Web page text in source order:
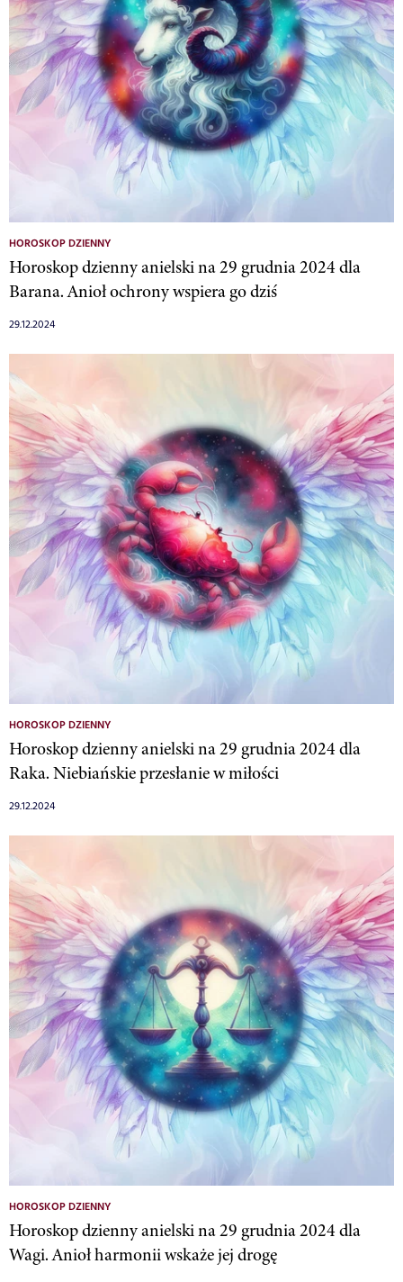
HOROSKOP DZIENNY
Horoskop dzienny anielski na 29 grudnia 2024 dla
Barana. Anioł ochrony wspiera go dziś
29.12.2024
HOROSKOP DZIENNY
Horoskop dzienny anielski na 29 grudnia 2024 dla
Raka. Niebiańskie przesłanie w miłości
29.12.2024
HOROSKOP DZIENNY
Horoskop dzienny anielski na 29 grudnia 2024 dla
Wagi. Anioł harmonii wskaże jej drogę